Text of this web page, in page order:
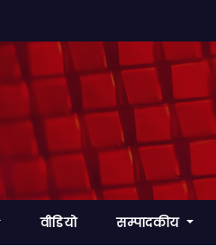
वीडियो सम्पादकीय